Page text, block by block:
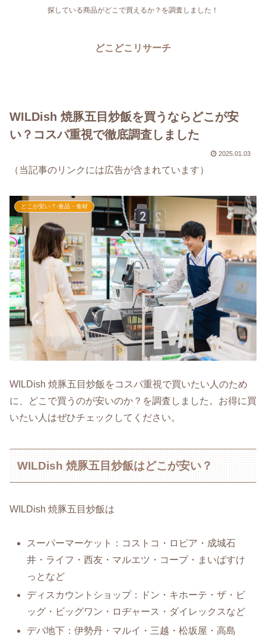
探している商品がどこで買えるか？を調査しました！
どこどこリサーチ
WILDish 焼豚五目炒飯を買うならどこが安
い？コスパ重視で徹底調査しました
2025.01.03
（当記事のリンクには広告が含まれています）
どこが安い？-食品・食材
WILDish 焼豚五目炒飯をコスパ重視で買いたい人のため
に、どこで買うのが安いのか？を調査しました。お得に買
いたい人はぜひチェックしてください。
WILDish 焼豚五目炒飯はどこが安い？
WILDish 焼豚五目炒飯は
スーパーマーケット：コストコ・ロピア・成城石
井・ライフ・西友・マルエツ・コープ・まいばすけ
っとなど
ディスカウントショップ：ドン・キホーテ・ザ・ビ
ッグ・ビッグワン・ロヂャース・ダイレックスなど
デパ地下：伊勢丹・マルイ・三越・松坂屋・高島